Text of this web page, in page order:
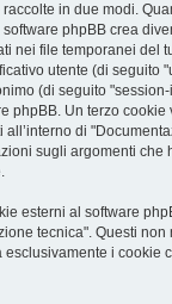
in due modi.
phpBB crea
nei file temporanei del
utente (di seguito
(di seguito
phpBB. Un terzo cookie
di
sugli argomenti che
esterni al software
tecnica". Questi non
i cookie